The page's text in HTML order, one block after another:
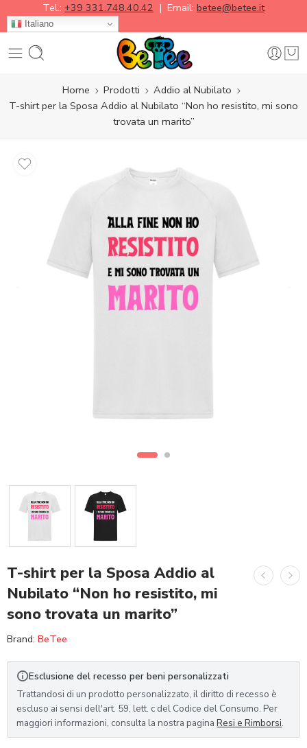
Tel.: +39 331.748.40.42 | Email: betee@betee.it
Italiano
Home Prodotti
Addio al Nubilato
T-shirt per la Sposa Addio al Nubilato “Non ho resistito, mi sono
trovata un marito”
T-shirt per la Sposa Addio al
Nubilato “Non ho resistito, mi
sono trovata un marito”
Brand: BeTee
Esclusione del recesso per beni personalizzati
Trattandosi di un prodotto personalizzato, il diritto di recesso è
escluso ai sensi dell'art. 59, lett. c del Codice del Consumo. Per
maggiori informazioni, consulta la nostra paginaResi e Rimborsi.